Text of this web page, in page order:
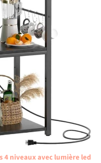
4 niveaux avec lumière led